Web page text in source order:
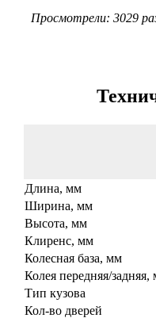
Просмотрели: 3029
Длина, мм
Ширина, мм
Высота, мм
Клиренс, мм
Колесная база, мм
Колея передняя/задняя,
Тип кузова
Кол-во дверей